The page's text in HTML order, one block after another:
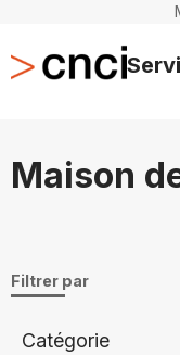
Maison
Filtrer par
Catégorie